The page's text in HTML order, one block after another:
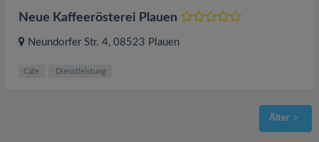
Neue Kaffeerösterei Plauen
Neundorfer Str. 4, 08523 Plauen
Cafe Dienstleistung
Älter